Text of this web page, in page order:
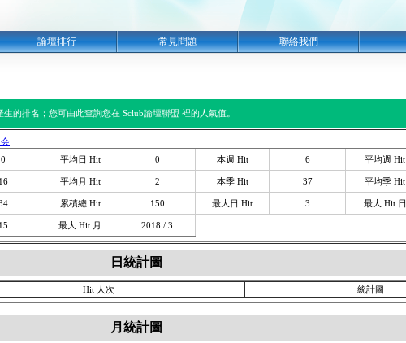
論壇排行 常見問題 聯絡我們
的排名；您可由此查詢您在 Sclub論壇聯盟 裡的人氣值。
0 平均日 Hit 0 本週 Hit 6 平均週 Hit
16 平均月 Hit 2 本季 Hit 37 平均季 Hit
累積總 Hit 150 最大日 Hit 3 最大 Hit 日
15 最大 Hit 月 2018 / 3
日統計圖
Hit 人次 統計圖
月統計圖